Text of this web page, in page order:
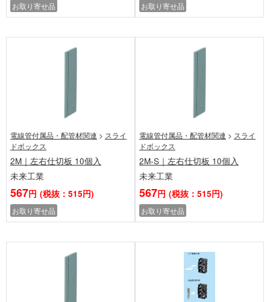
お取り寄せ品 お取り寄せ品
電線管付属品・配管材関連 > スライ
ドボックス
2M｜左右仕切板 10個入
未来工業
567円 (税抜：515円)
お取り寄せ品
電線管付属品・配管材関連 > スライ
ドボックス
2M-S｜左右仕切板 10個入
未来工業
567円 (税抜：515円)
お取り寄せ品